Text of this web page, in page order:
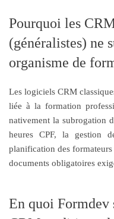
Pourquoi les
(généralistes) ne
organisme de
Les logiciels CRM
liée à la formation
nativement la subrogation
heures CPF, la gestion
planification des
documents obligatoires
En quoi Formdev